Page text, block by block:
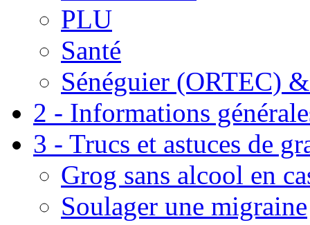
PLU
Santé
Sénéguier (ORTEC)
2 - Informations
3 - Trucs et astuces de
Grog sans alcool en
Soulager une migraine